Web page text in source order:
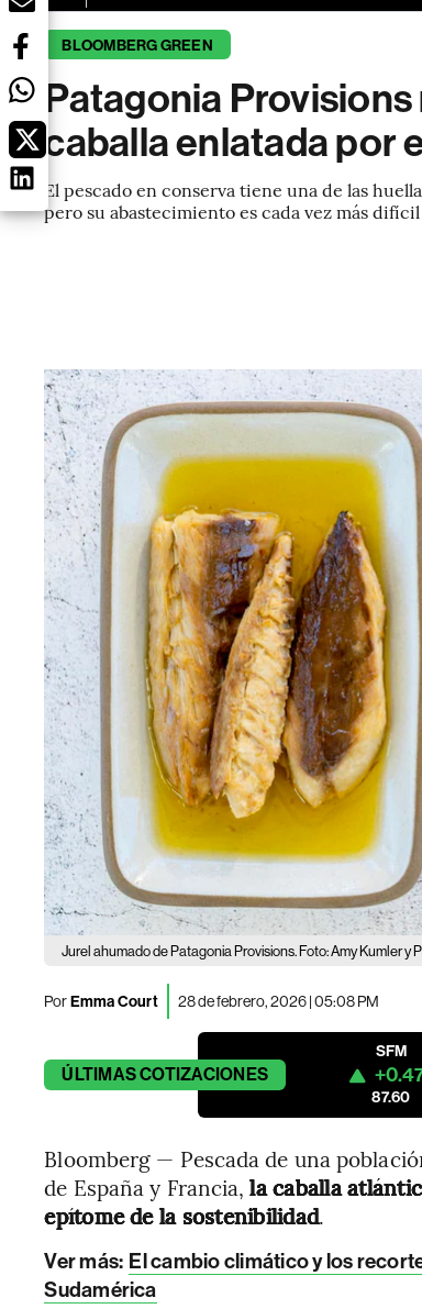
BLOOMBERG GREEN
Patagonia
caballa enlatada por
El pescado en conserva tiene una de las
pero su abastecimiento es cada vez más
Jurel ahumado de Patagonia Provisions. Foto: Amy Kumler y
PorEmma Court 28 de febrero, 2026 | 05:08 PM
ÚLTIMASCOTIZACIONES
SFM
87.60
Bloomberg — Pescada de una
de España y Francia,la caballa
epítome de la sostenibilidad.
Ver más: El cambio climático y los
Sudamérica